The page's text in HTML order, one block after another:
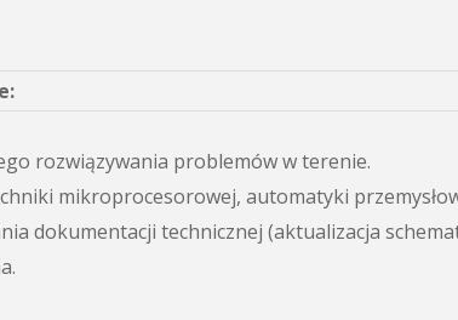
rozwiązywania problemów w terenie.
mikroprocesorowej, automatyki
dokumentacji technicznej (aktualizacja